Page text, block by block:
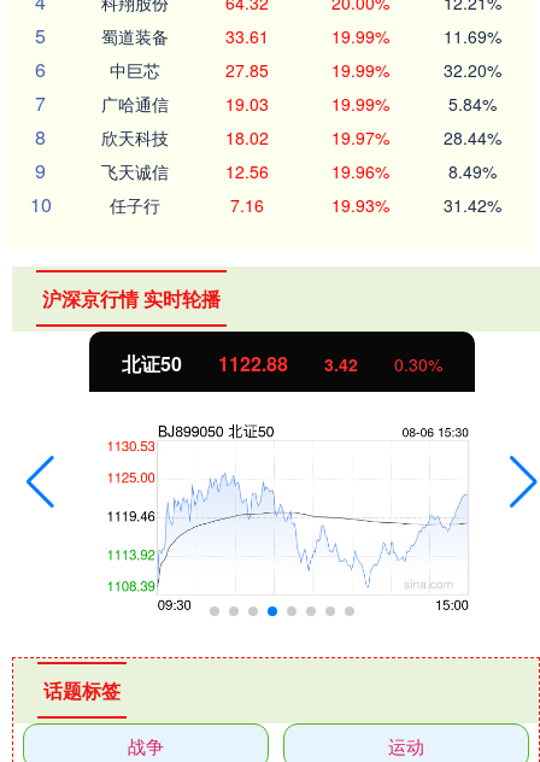
5 蜀道装备 33.61 19.99% 11.69%
6 中巨芯 27.85 19.99% 32.20%
7 广哈通信 19.03 19.99% 5.84%
8 欣天科技 18.02 19.97% 28.44%
9 飞天诚信 12.56 19.96% 8.49%
10 任子行 7.16 19.93% 31.42%
沪深京行情 实时轮播
创业板指 3515.56 -19.58 -0.55%
话题标签
战争 运动